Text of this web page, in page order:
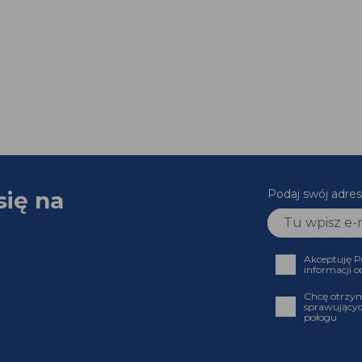
na Podaj swój
Akceptuję
informacji
Chcę
połogu